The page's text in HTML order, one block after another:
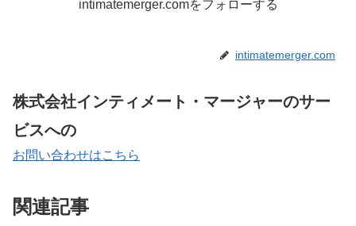
intimatemerger.comをフォローする
intimatemerger.com
株式会社インティメート・マージャーのサー
ビスへの
お問い合わせはこちら
関連記事